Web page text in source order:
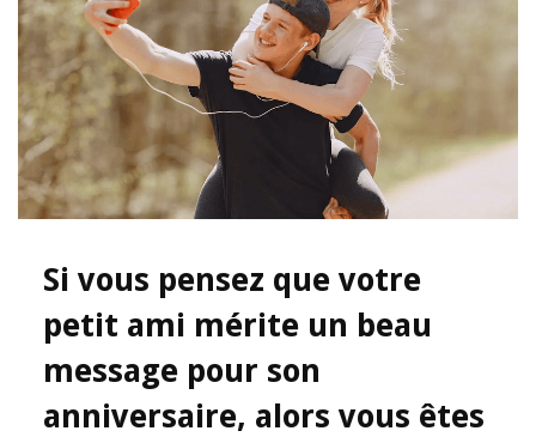
Si vous pensez que votre
petit ami mérite un beau
message pour son
anniversaire, alors vous êtes